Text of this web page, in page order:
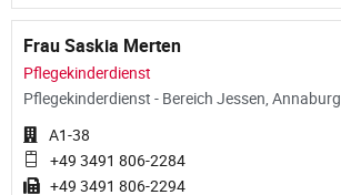
Frau Saskia Merten
Pflegekinderdienst
Pflegekinderdienst - Bereich Jessen, Annaburg
A1-38
+49 3491 806-2284
+49 3491 806-2294